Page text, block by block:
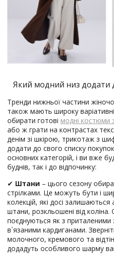
Який модний низ додати
Тренди нижньої частини
також мають широку
обирати готові модні костюми
або ж грати на контрастах
денім зі шкірою, трикотаж з
додати до свого списку
основних категорій, і ви вже
буднів, так і до відпочинку:
✔ Штани – цього сезону
стрілками. Це можуть бути і
колекцій, які досі залишаються
штани, розкльошені від коліна.
поєднуються як з приталеними
в`язаними кардиганами.
молочного, кремового та
додадуть особливого шарму